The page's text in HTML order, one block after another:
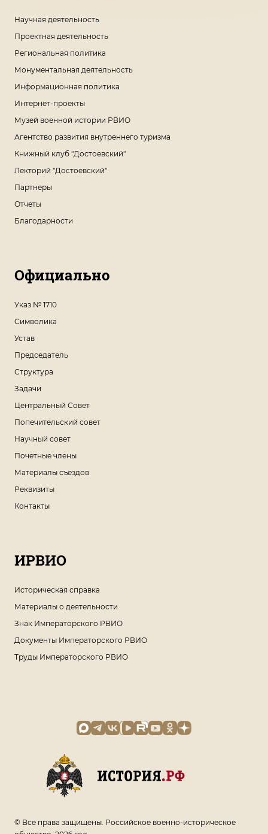
Научная деятельность
Проектная деятельность
Региональная политика
Монументальная деятельность
Информационная политика
Интернет-проекты
Музей военной истории РВИО
Агентство развития внутреннего туризма
Книжный клуб "Достоевский"
Лекторий "Достоевский"
Партнеры
Отчеты
Благодарности
Официально
Указ № 1710
Символика
Устав
Председатель
Структура
Задачи
Центральный Совет
Попечительский совет
Научный совет
Почетные члены
Материалы съездов
Реквизиты
Контакты
ИРВИО
Историческая справка
Материалы о деятельности
Знак Императорского РВИО
Документы Императорского РВИО
Труды Императорского РВИО
© Все права защищены. Российское военно-историческое